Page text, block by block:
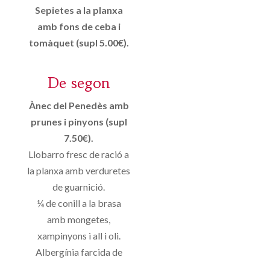
Sepietes a la planxa
amb fons de ceba i
tomàquet (supl 5.00€).
De segon
Ànec del Penedès amb
prunes i pinyons (supl
7.50€).
Llobarro fresc de ració a
la planxa amb verduretes
de guarnició.
¼ de conill a la brasa
amb mongetes,
xampinyons i all i oli.
Albergínia farcida de